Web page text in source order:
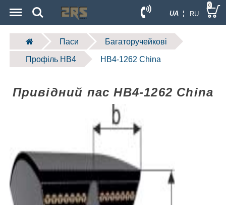
UA ¦ RU
Search 0
Паси Багаторучейкові
Профіль HB4 HB4-1262 China
Привідний пас HB4-1262 China